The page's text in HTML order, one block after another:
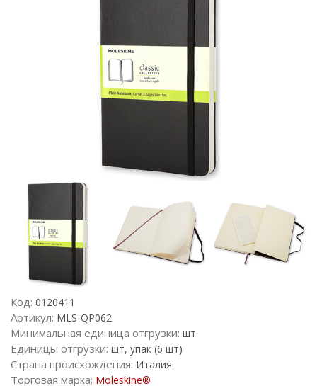
Код: 0120411
Артикул: MLS-QP062
Минимальная единица отгрузки: шт
Единицы отгрузки: шт, упак (6 шт)
Страна происхождения: Италия
Торговая марка: Moleskine®